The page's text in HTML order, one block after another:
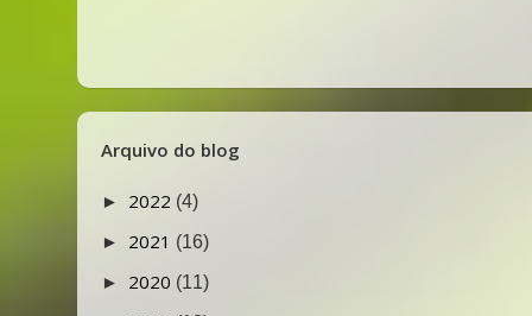
Arquivo do blog
► 2022 (4)
► 2021 (16)
► 2020 (11)